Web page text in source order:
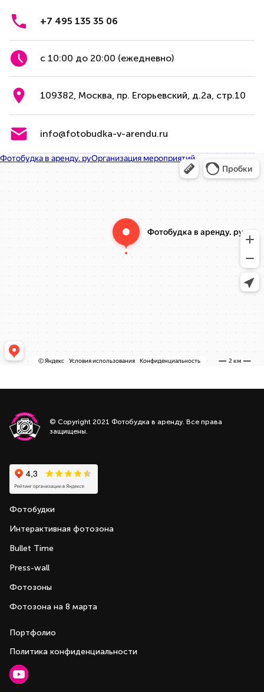
+7 495 135 35 06
с 10:00 до 20:00 (ежедневно)
109382, Москва, пр. Егорьевский, д.2а, стр.10
info@fotobudka-v-arendu.ru
© Copyright 2021 Фотобудка в аренду. Все права
защищены.
Фотобудки
Интерактивная фотозона
Bullet Time
Press-wall
Фотозоны
Фотозона на 8 марта
Портфолио
Политика конфиденциальности